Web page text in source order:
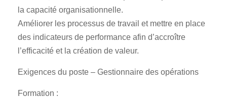
la capacité organisationnelle.
Améliorer les processus de travail et mettre en place
des indicateurs de performance afin d’accroître
l’efficacité et la création de valeur.
Exigences du poste – Gestionnaire des opérations
Formation :